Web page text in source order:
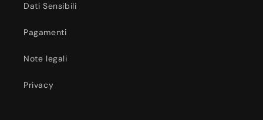
Dati Sensibili
Pagamenti
Note legali
Privacy